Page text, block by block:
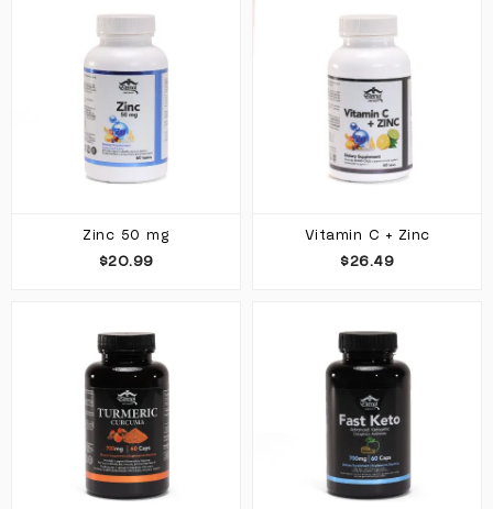
Zinc 50 mg
$20.99
Vitamin C + Zinc
$26.49